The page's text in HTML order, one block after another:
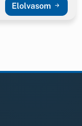
Elolvasom